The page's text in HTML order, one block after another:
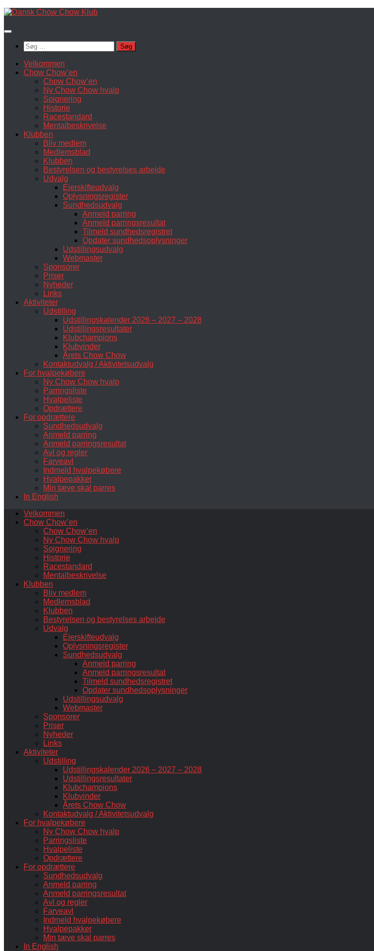
Skip
content
Søg
efter:
Velkommen
Chow Chow’en
Chow Chow’en
Ny Chow Chow hvalp
Soignering
Historie
Racestandard
Mentalbeskrivelse
Klubben
Bliv medlem
Medlemsblad
Klubben
Bestyrelsen og bestyrelses arbejde
Udvalg
Ejerskifteudvalg
Oplysningsregister
Sundhedsudvalg
Anmeld parring
Anmeld parringsresultat
Tilmeld sundhedsregistret
Opdater sundhedsoplysninger
Udstillingsudvalg
Webmaster
Sponsorer
Priser
Nyheder
Links
Aktiviteter
Udstilling
Udstillingskalender 2026 – 2027 – 2028
Udstillingsresultater
Klubchampions
Klubvinder
Årets Chow Chow
Kontaktudvalg / Aktivitetsudvalg
For hvalpekøbere
Ny Chow Chow hvalp
Parringsliste
Hvalpeliste
Opdrættere
For opdrættere
Sundhedsudvalg
Anmeld parring
Anmeld parringsresultat
Avl og regler
Farveavl
Indmeld hvalpekøbere
Hvalpepakker
Min tæve skal parres
In English
Velkommen
Chow Chow’en
Chow Chow’en
Ny Chow Chow hvalp
Soignering
Historie
Racestandard
Mentalbeskrivelse
Klubben
Bliv medlem
Medlemsblad
Klubben
Bestyrelsen og bestyrelses arbejde
Udvalg
Ejerskifteudvalg
Oplysningsregister
Sundhedsudvalg
Anmeld parring
Anmeld parringsresultat
Tilmeld sundhedsregistret
Opdater sundhedsoplysninger
Udstillingsudvalg
Webmaster
Sponsorer
Priser
Nyheder
Links
Aktiviteter
Udstilling
Udstillingskalender 2026 – 2027 – 2028
Udstillingsresultater
Klubchampions
Klubvinder
Årets Chow Chow
Kontaktudvalg / Aktivitetsudvalg
For hvalpekøbere
Ny Chow Chow hvalp
Parringsliste
Hvalpeliste
Opdrættere
For opdrættere
Sundhedsudvalg
Anmeld parring
Anmeld parringsresultat
Avl og regler
Farveavl
Indmeld hvalpekøbere
Hvalpepakker
Min tæve skal parres
In English